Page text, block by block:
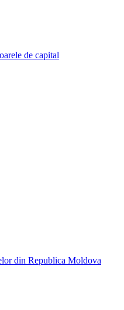
de capital
din Republica Moldova